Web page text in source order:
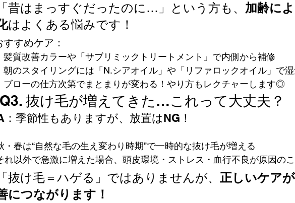
「昔はまっすぐだったのに…」という方も、 加齢に
はよくある悩みです！
すすめケア：
髪質改善カラーや「サブリミックトリートメント」で内側から補修
朝のスタイリングには「N.シアオイル」や「リファロックオイル」で
ブローの仕方次第でまとまりが変わる！やり方もレクチャーします◎
抜け毛が増えてきた…これって大丈夫？
季節性もありますが、放置はNG！
・春は“自然な毛の生え変わり時期”で一時的な抜け毛が増える
れ以外で急激に増えた場合、頭皮環境・ストレス・血行不良が原因の
「抜け毛＝ハゲる」ではありませんが、 正しいケア
につながります！